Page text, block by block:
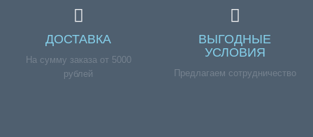
ДОСТАВКА
На сумму заказа от 5000
рублей
ВЫГОДНЫЕ
УСЛОВИЯ
Предлагаем сотрудничество